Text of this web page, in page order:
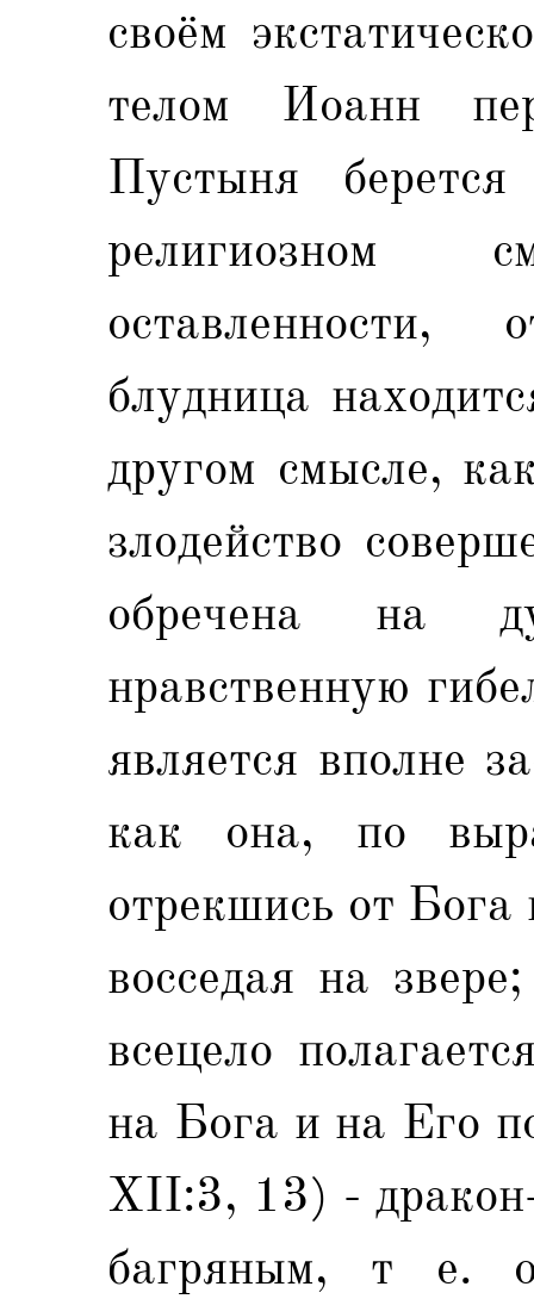
своём
телом Иоанн
Пустыня
религиозном
оставленности,
блудница
другом смысле,
злодейство
обречена на
нравственную
является вполне
как она, по
отрекшись от Бога
восседая на
всецело
на Бога и на Его
ХII:3, 13) -
багряным, т е.